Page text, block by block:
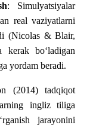
: Simulyatsiyalar
real vaziyatlarni
(Nicolas & Blair,
bo‘ladigan
yordam beradi.
(2014) tadqiqot
ingliz tiliga
jarayonini